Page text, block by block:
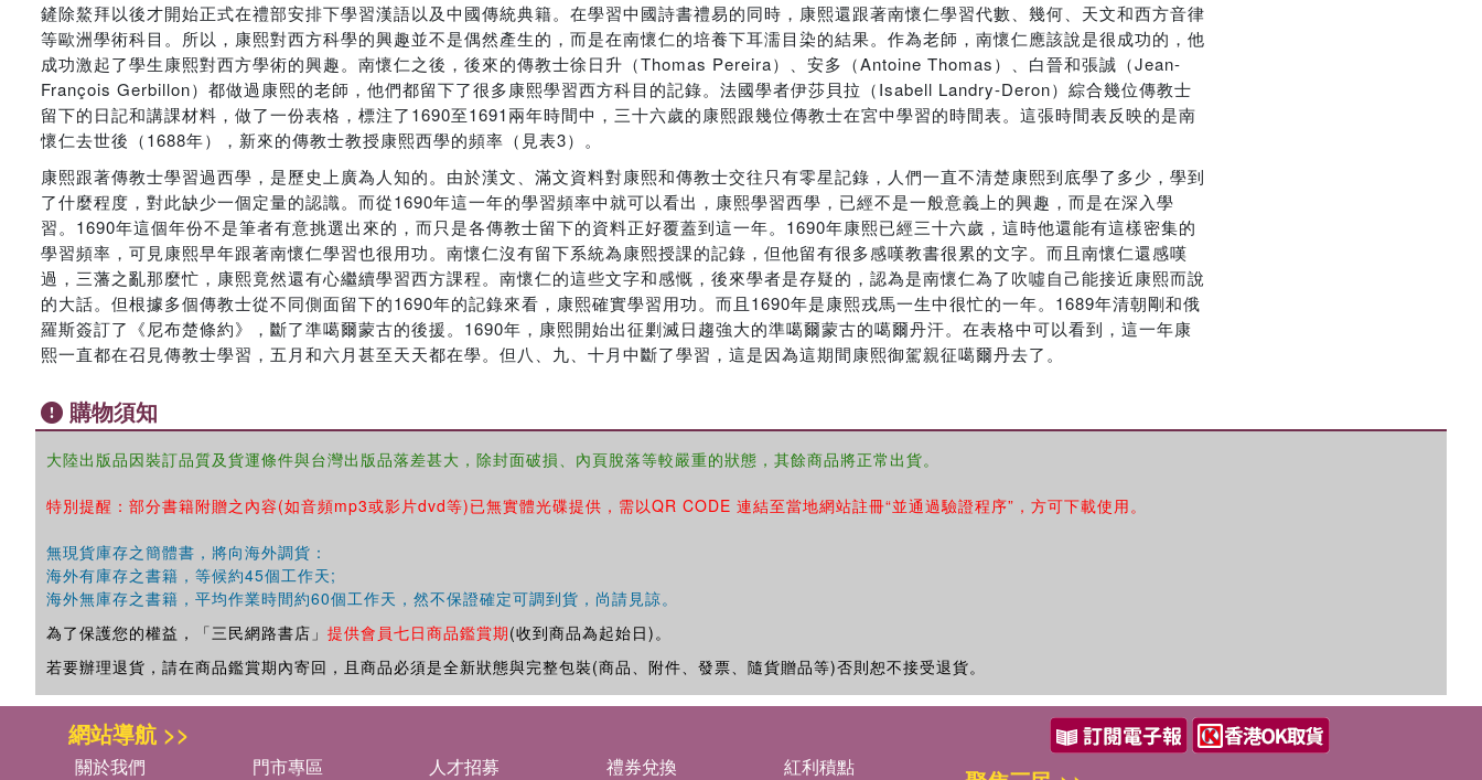
鏟除鰲拜以後才開始正式在禮部安排下學習漢語以及中國傳統典籍。在學習中國詩書禮易的同時，康熙還跟著南懷仁學習代數、幾何、天文和西方音律
等歐洲學術科目。所以，康熙對西方科學的興趣並不是偶然產生的，而是在南懷仁的培養下耳濡目染的結果。作為老師，南懷仁應該說是很成功的，他
成功激起了學生康熙對西方學術的興趣。南懷仁之後，後來的傳教士徐日升（Thomas Pereira）、安多（Antoine Thomas）、白晉和張誠（Jean-
François Gerbillon）都做過康熙的老師，他們都留下了很多康熙學習西方科目的記錄。法國學者伊莎貝拉（Isabell Landry-Deron）綜合幾位傳教士
留下的日記和講課材料，做了一份表格，標注了1690至1691兩年時間中，三十六歲的康熙跟幾位傳教士在宮中學習的時間表。這張時間表反映的是南
懷仁去世後（1688年），新來的傳教士教授康熙西學的頻率（見表3）。
康熙跟著傳教士學習過西學，是歷史上廣為人知的。由於漢文、滿文資料對康熙和傳教士交往只有零星記錄，人們一直不清楚康熙到底學了多少，學到
了什麼程度，對此缺少一個定量的認識。而從1690年這一年的學習頻率中就可以看出，康熙學習西學，已經不是一般意義上的興趣，而是在深入學
習。1690年這個年份不是筆者有意挑選出來的，而只是各傳教士留下的資料正好覆蓋到這一年。1690年康熙已經三十六歲，這時他還能有這樣密集的
學習頻率，可見康熙早年跟著南懷仁學習也很用功。南懷仁沒有留下系統為康熙授課的記錄，但他留有很多感嘆教書很累的文字。而且南懷仁還感嘆
過，三藩之亂那麼忙，康熙竟然還有心繼續學習西方課程。南懷仁的這些文字和感慨，後來學者是存疑的，認為是南懷仁為了吹噓自己能接近康熙而說
的大話。但根據多個傳教士從不同側面留下的1690年的記錄來看，康熙確實學習用功。而且1690年是康熙戎馬一生中很忙的一年。1689年清朝剛和俄
羅斯簽訂了《尼布楚條約》，斷了準噶爾蒙古的後援。1690年，康熙開始出征剿滅日趨強大的準噶爾蒙古的噶爾丹汗。在表格中可以看到，這一年康
熙一直都在召見傳教士學習，五月和六月甚至天天都在學。但八、九、十月中斷了學習，這是因為這期間康熙御駕親征噶爾丹去了。
購物須知
大陸出版品因裝訂品質及貨運條件與台灣出版品落差甚大，除封面破損、內頁脫落等較嚴重的狀態，其餘商品將正常出貨。
特別提醒：部分書籍附贈之內容(如音頻mp3或影片dvd等)已無實體光碟提供，需以QR CODE 連結至當地網站註冊“並通過驗證程序”，方可下載使用。
無現貨庫存之簡體書，將向海外調貨：
海外有庫存之書籍，等候約45個工作天;
海外無庫存之書籍，平均作業時間約60個工作天，然不保證確定可調到貨，尚請見諒。
為了保護您的權益，「三民網路書店」 提供會員七日商品鑑賞期(收到商品為起始日)。
若要辦理退貨，請在商品鑑賞期內寄回，且商品必須是全新狀態與完整包裝(商品、附件、發票、隨貨贈品等)否則恕不接受退貨。
網站導航 >>
關於我們 門市專區 人才招募 禮券兌換
紅利積點